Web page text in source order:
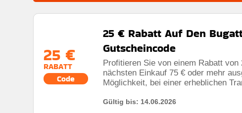
25 €
RABATT
Code
25 € Rabatt Auf Den
Gutscheincode
Profitieren Sie von einem Rabatt von
nächsten Einkauf 75 € oder mehr
Möglichkeit, bei einer erheblichen
Gültig bis: 14.06.2026